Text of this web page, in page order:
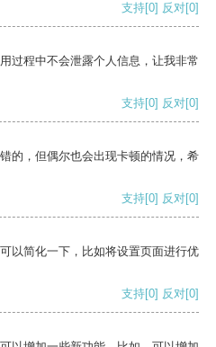
支持[0] 反对[0]
过程中不会泄露个人信息，让我非常
支持[0] 反对[0]
的，但偶尔也会出现卡顿的情况，希
支持[0] 反对[0]
以简化一下，比如将设置页面进行优
支持[0] 反对[0]